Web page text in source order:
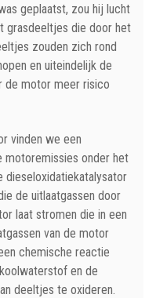
geplaatst, zou hij lucht
grasdeeltjes die door het
zouden zich rond
en uiteindelijk de
de motor meer risico
vinden we een
motoremissies onder het
dieseloxidatiekatalysator
de uitlaatgassen door
laat stromen die in een
van de motor
chemische reactie
en de
deeltjes te oxideren.